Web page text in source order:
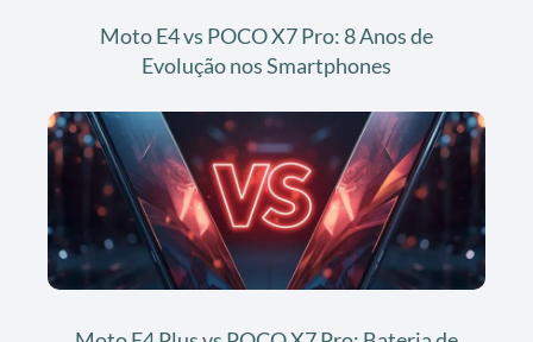
Moto E4 vs POCO X7 Pro: 8 Anos de
Evolução nos Smartphones